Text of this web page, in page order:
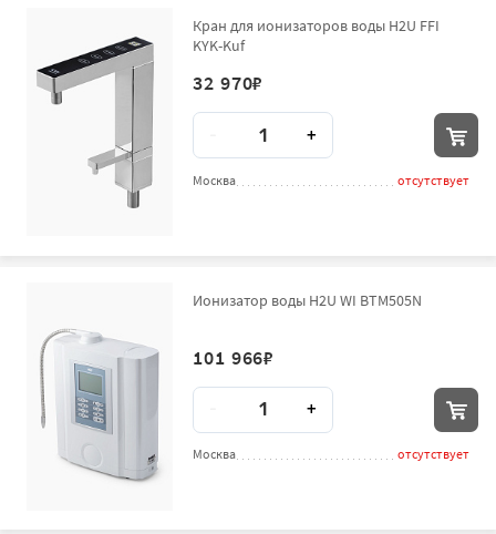
Кран для ионизаторов воды H2U FFI
KYK-Kuf
32 970₽
Количество
+
Москва отсутствует
Ионизатор воды H2U WI BTM505N
101 966₽
Количество
+
Москва отсутствует